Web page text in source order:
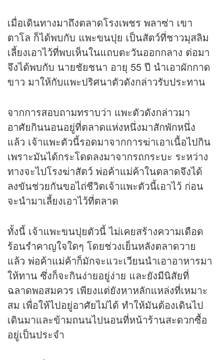
เมื่อเดินทางมาถึงตลาดโรงเพชร พลาซ่า เขา
ตาโล ก็ได้พบกับ แพะขนปุย เป็นสัตว์ที่ชาวมุสลิม
เลี้ยงเอาไว้ที่พบเห็นในแถบตะวันออกกลาง ต่อมา
จึงได้พบกับ นายชัยชนา อายุ 55 ปี นำเอาผักกาด
ขาว มาให้กับแพะปริศนาตัวดังกล่าวรับประทาน
จากการสอบถามทราบว่า แพะตัวดังกล่าวมา
อาศัยกินนอนอยู่ที่ตลาดแห่งหนึ่งมาสักพักหนึ่ง
แล้ว เจ้าแพะตัวนี้รอดมาจากการฆ่าเอาเนื้อไปกิน
เพราะมันได้กระโดดลงมาจากรถกระบะ ระหว่าง
ทางจะไปโรงฆ่าสัตว์ พ่อค้าแม่ค้าในตลาดจึงได้
ลงขันช่วยกันขอไถ่ชีวิตเจ้าแพะตัวนี้เอาไว้ ก่อน
จะนำมาเลี้ยงเอาไว้ที่ตลาด
ทั้งนี้ เจ้าแพะขนปุยตัวนี้ ไม่เคยสร้างความเดือด
ร้อนรำคาญใจใดๆ โดยช่วงเย็นหลังตลาดวาย
แล้ว พ่อค้าแม่ค้าก็มักจะแวะเวียนนำเอาอาหารมา
ให้ทาน ซึ่งก็จะกินง่ายอยู่ง่าย และยังมีนิสัยที่
ฉลาดพอสมควร เพียงแต่ยังหาหลักแหล่งที่เหมาะ
สม เพื่อให้ไปอยู่อาศัยไม่ได้ ทำให้มันต้องเดินไป
เดินมาและข้ามถนนไปนอนที่หน้าร้านสะดวกซื้อ
อยู่เป็นประจำ